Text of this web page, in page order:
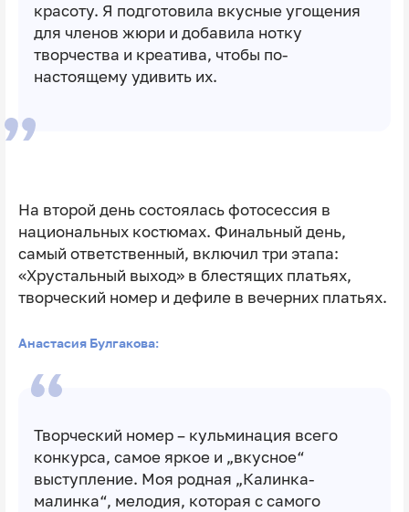
красоту. Я подготовила вкусные угощения
для членов жюри и добавила нотку
творчества и креатива, чтобы по-
настоящему удивить их.
На второй день состоялась фотосессия в
национальных костюмах. Финальный день,
самый ответственный, включил три этапа:
«Хрустальный выход» в блестящих платьях,
творческий номер и дефиле в вечерних платьях.
Анастасия Булгакова:
Творческий номер – кульминация всего
конкурса, самое яркое и „вкусное“
выступление. Моя родная „Калинка-
малинка“, мелодия, которая с самого